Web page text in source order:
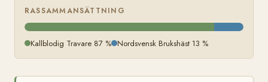
RASSAMMANSÄTTNING
Kallblodig Travare 87 % Nordsvensk Brukshäst 13 %